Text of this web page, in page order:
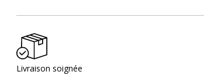
Livraison soignée